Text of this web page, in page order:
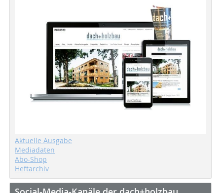
Aktuelle Ausgabe
Mediadaten
Abo-Shop
Heftarchiv